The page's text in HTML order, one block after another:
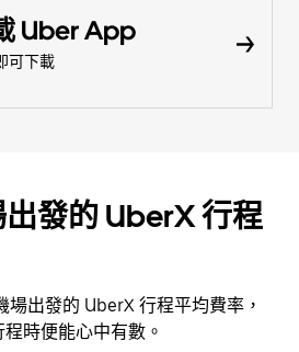
Uber App
可下載
出發的 UberX 行程
場出發的 UberX 行程平均費率，
時便能心中有數。